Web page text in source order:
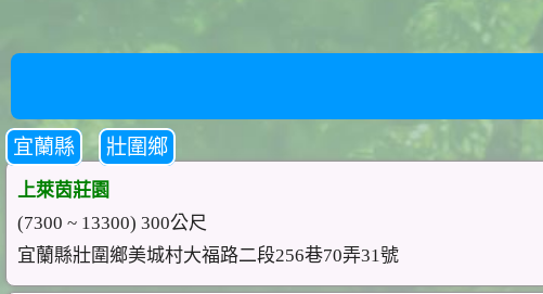
宜蘭縣 壯圍鄉
上萊茵莊園
(7300 ~ 13300) 300公尺
宜蘭縣壯圍鄉美城村大福路二段256巷70弄31號